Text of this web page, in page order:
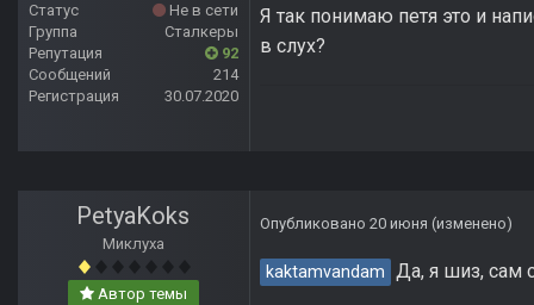
Статус
Не в сети
Группа
Сталкеры
Репутация
92
Сообщений
214
Регистрация
30.07.2020
Я так понимаю петя это и
в слух?
PetyaKoks
Миклуха
Автор темы
Опубликовано 20 июня (изменено)
kaktamvandam Да, я шиз, сам